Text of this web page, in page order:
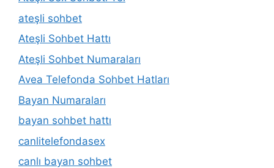
ateşli sohbet
Ateşli Sohbet Hattı
Ateşli Sohbet Numaraları
Avea Telefonda Sohbet Hatları
Bayan Numaraları
bayan sohbet hattı
canlitelefondasex
canlı bayan sohbet